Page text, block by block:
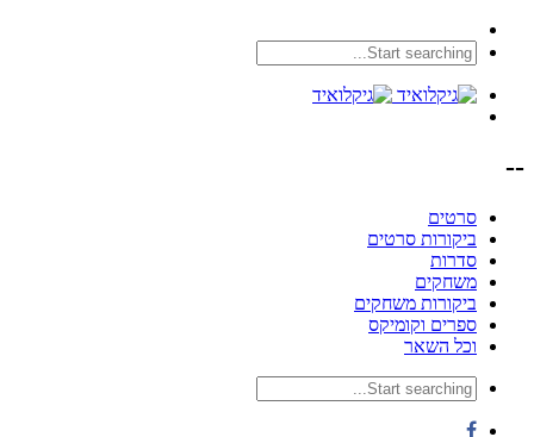
--
סרטים
ביקורות סרטים
סדרות
משחקים
ביקורות משחקים
ספרים וקומיקס
וכל השאר